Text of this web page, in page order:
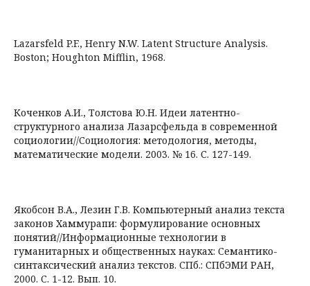
Lazarsfeld P.F., Henry N.W. Latent Structure Analysis.
Boston; Houghton Mifflin, 1968.
Коченков А.И., Толстова Ю.Н. Идеи латентно-
структурного анализа Лазарсфельда в современной
социологии//Социология: методология, методы,
математические модели. 2003. № 16. С. 127-149.
Якобсон В.А., Лезин Г.В. Компьютерный анализ текста
законов Хаммурапи: формулирование основных
понятий//Информационные технологии в
гуманитарных и общественных науках: Семантико-
синтаксический анализ текстов. СПб.: СПбЭМИ РАН,
2000. С. 1-12. Вып. 10.